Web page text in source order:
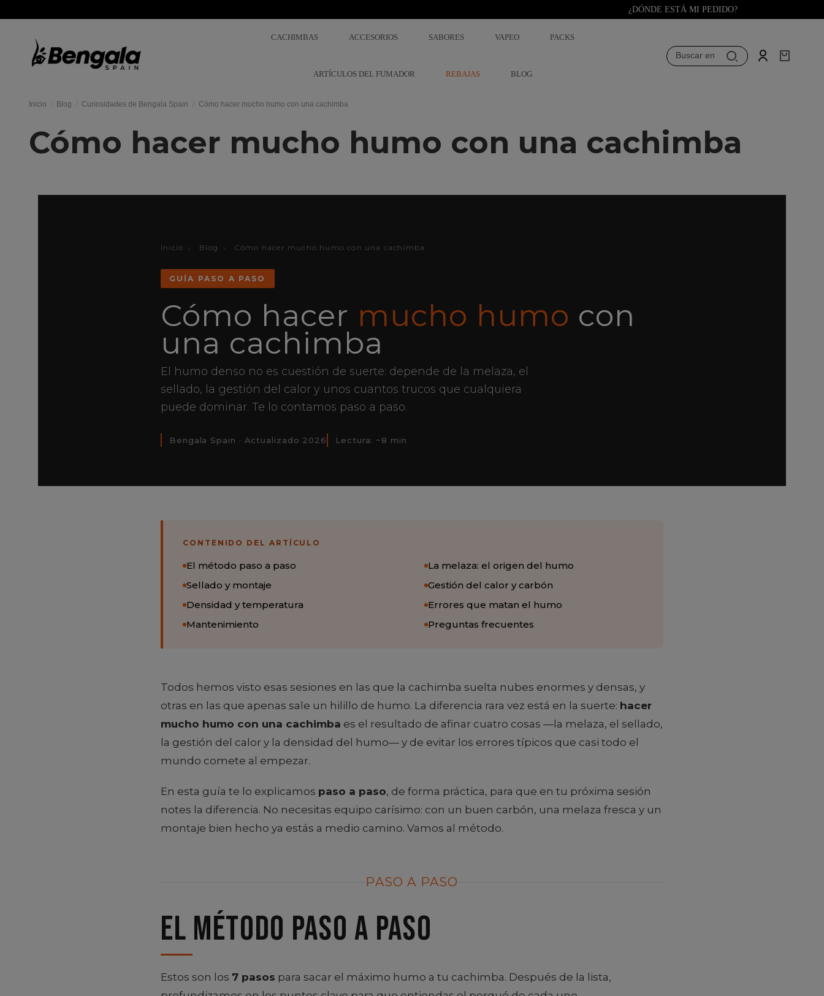
¿DÓNDE ESTÁ MI PEDIDO?
CACHIMBAS ACCESORIOS SABORES VAPEO PACKS
ARTÍCULOS DEL FUMADOR REBAJAS BLOG
Buscar en
Inicio Blog Curiosidades de Bengala Spain Cómo hacer mucho humo con una cachimba
Cómo hacer mucho humo con una cachimba
Inicio › Blog › Cómo hacer mucho humo con una cachimba
GUÍA PASO A PASO
Cómo hacer mucho humo con
una cachimba
El humo denso no es cuestión de suerte: depende de la melaza, el
sellado, la gestión del calor y unos cuantos trucos que cualquiera
puede dominar. Te lo contamos paso a paso.
Bengala Spain · Actualizado 2026 Lectura: ~8 min
CONTENIDO DEL ARTÍCULO
El método paso a paso
La melaza: el origen del humo
Sellado y montaje
Gestión del calor y carbón
Densidad y temperatura
Errores que matan el humo
Mantenimiento
Preguntas frecuentes
Todos hemos visto esas sesiones en las que la cachimba suelta nubes enormes y densas, y
otras en las que apenas sale un hilillo de humo. La diferencia rara vez está en la suerte: hacer
mucho humo con una cachimba es el resultado de afinar cuatro cosas —la melaza, el sellado,
la gestión del calor y la densidad del humo— y de evitar los errores típicos que casi todo el
mundo comete al empezar.
En esta guía te lo explicamos paso a paso, de forma práctica, para que en tu próxima sesión
notes la diferencia. No necesitas equipo carísimo: con un buen carbón, una melaza fresca y un
montaje bien hecho ya estás a medio camino. Vamos al método.
PASO A PASO
El método paso a paso
Estos son los 7 pasos para sacar el máximo humo a tu cachimba. Después de la lista,